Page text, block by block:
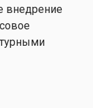
внедрение